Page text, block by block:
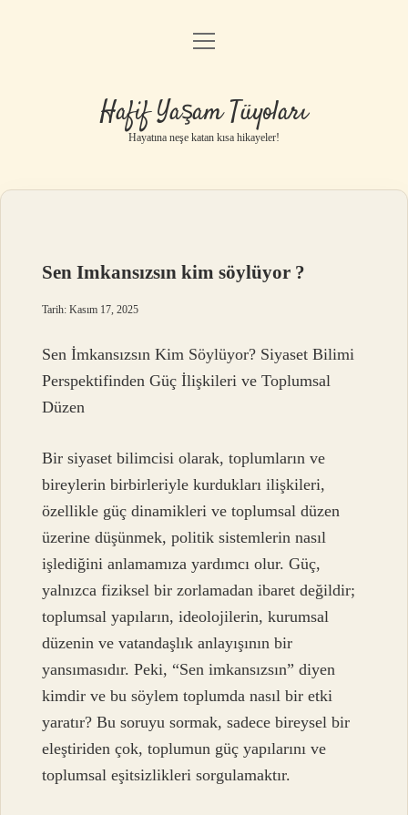
Anasayfa
Yasal Uyarı
menüyü
Hafif Yaşam Tüyoları
Hayatına neşe katan kısa hikayeler!
Sen Imkansızsın kim söylüyor ?
Tarih: Kasım 17, 2025
Sen İmkansızsın Kim Söylüyor? Siyaset Bilimi
Perspektifinden Güç İlişkileri ve Toplumsal
Düzen
Bir siyaset bilimcisi olarak, toplumların ve
bireylerin birbirleriyle kurdukları ilişkileri,
özellikle güç dinamikleri ve toplumsal düzen
üzerine düşünmek, politik sistemlerin nasıl
işlediğini anlamamıza yardımcı olur. Güç,
yalnızca fiziksel bir zorlamadan ibaret değildir;
toplumsal yapıların, ideolojilerin, kurumsal
düzenin ve vatandaşlık anlayışının bir
yansımasıdır. Peki, “Sen imkansızsın” diyen
kimdir ve bu söylem toplumda nasıl bir etki
yaratır? Bu soruyu sormak, sadece bireysel bir
eleştiriden çok, toplumun güç yapılarını ve
toplumsal eşitsizlikleri sorgulamaktır.